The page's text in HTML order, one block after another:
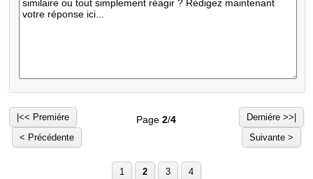
|<< Premiére
< Précédente
Page2/4
Derniére >>|
Suivante >
1 2 3 4